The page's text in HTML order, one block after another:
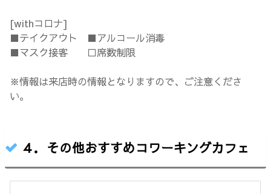
[withコロナ]
■テイクアウト ■アルコール消毒
■マスク接客 □席数制限
※情報は来店時の情報となりますので、ご注意くださ
い。
４．その他おすすめコワーキングカフェ